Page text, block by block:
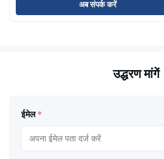
अब संपर्क करें
उद्धरण मांगें
ईमेल *